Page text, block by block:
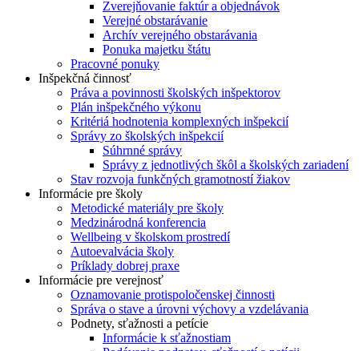
Zverejňovanie faktúr a objednávok
Verejné obstarávanie
Archív verejného obstarávania
Ponuka majetku štátu
Pracovné ponuky
Inšpekčná činnosť
Práva a povinnosti školských inšpektorov
Plán inšpekčného výkonu
Kritériá hodnotenia komplexných inšpekcií
Správy zo školských inšpekcií
Súhrnné správy
Správy z jednotlivých škôl a školských zariadení
Stav rozvoja funkčných gramotností žiakov
Informácie pre školy
Metodické materiály pre školy
Medzinárodná konferencia
Wellbeing v školskom prostredí
Autoevalvácia školy
Príklady dobrej praxe
Informácie pre verejnosť
Oznamovanie protispoločenskej činnosti
Správa o stave a úrovni výchovy a vzdelávania
Podnety, sťažnosti a petície
Informácie k sťažnostiam